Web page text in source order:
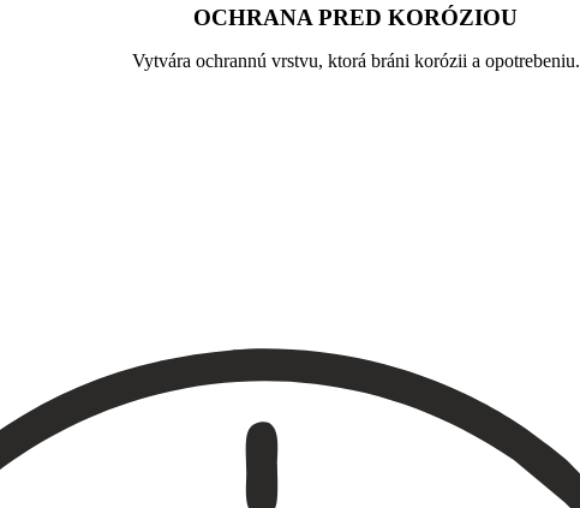
OCHRANA PRED KORÓZIOU
Vytvára ochrannú vrstvu, ktorá bráni korózii a opotrebeniu.